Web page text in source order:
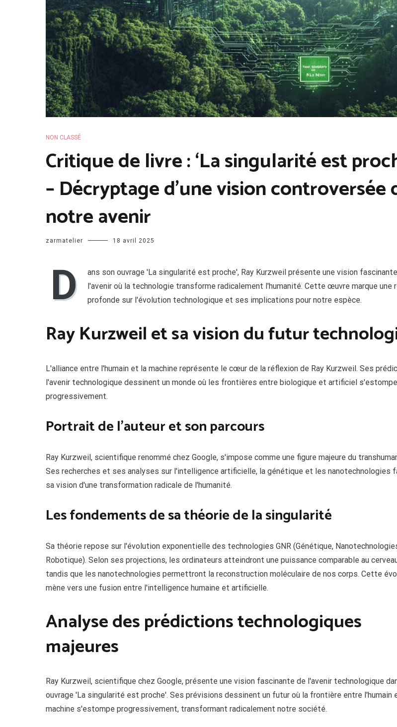
NON CLASSÉ
Critique de livre : ‘La singularité est
– Décryptage d’une vision controversée
notre avenir
zarmatelier 18 avril 2025
D
ans son ouvrage 'La singularité est proche', Ray Kurzweil présente une vision
l'avenir où la technologie transforme radicalement l'humanité. Cette œuvre marque une
profonde sur l'évolution technologique et ses implications pour notre espèce.
Ray Kurzweil et sa vision du futur
L'alliance entre l'humain et la machine représente le cœur de la réflexion de Ray Kurzweil. Ses
l'avenir technologique dessinent un monde où les frontières entre biologique et artificiel
progressivement.
Portrait de l'auteur et son parcours
Ray Kurzweil, scientifique renommé chez Google, s'impose comme une figure majeure du
Ses recherches et ses analyses sur l'intelligence artificielle, la génétique et les nanotechnologies
sa vision d'une transformation radicale de l'humanité.
Les fondements de sa théorie de la singularité
Sa théorie repose sur l'évolution exponentielle des technologies GNR (Génétique,
Robotique). Selon ses projections, les ordinateurs atteindront une puissance comparable au
tandis que les nanotechnologies permettront la reconstruction moléculaire de nos corps. Cette
mène vers une fusion entre l'intelligence humaine et artificielle.
Analyse des prédictions technologiques
majeures
Ray Kurzweil, scientifique chez Google, présente une vision fascinante de l'avenir technologique
ouvrage 'La singularité est proche'. Ses prévisions dessinent un futur où la frontière entre l'humain
machine s'estompe progressivement, transformant radicalement notre société.